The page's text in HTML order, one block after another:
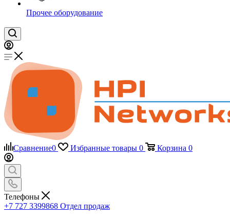
Прочее оборудование
Сравнение0 Избранные товары 0 Корзина 0
Телефоны
+7 727 3399868 Отдел продаж